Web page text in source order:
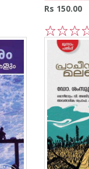
Rs 150.00
4
3
2